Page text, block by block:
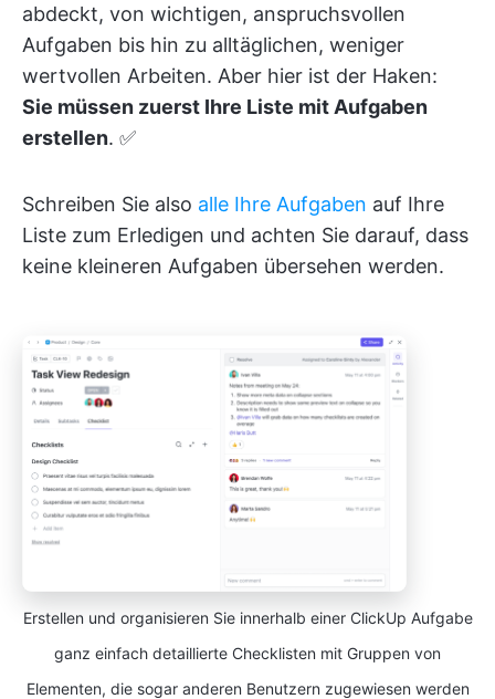
abdeckt, von wichtigen, anspruchsvollen
Aufgaben bis hin zu alltäglichen, weniger
wertvollen Arbeiten. Aber hier ist der Haken:
Sie müssen zuerst Ihre Liste mit Aufgaben
erstellen. ✅
Schreiben Sie also alle Ihre Aufgaben auf Ihre
Liste zum Erledigen und achten Sie darauf, dass
keine kleineren Aufgaben übersehen werden.
Erstellen und organisieren Sie innerhalb einer ClickUp Aufgabe
ganz einfach detaillierte Checklisten mit Gruppen von
Elementen, die sogar anderen Benutzern zugewiesen werden